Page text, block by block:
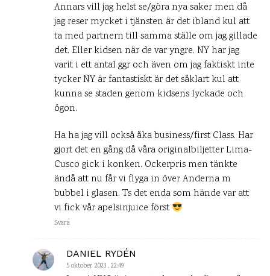
Annars vill jag helst se/göra nya saker men då
jag reser mycket i tjänsten är det ibland kul att
ta med partnern till samma ställe om jag gillade
det. Eller kidsen när de var yngre. NY har jag
varit i ett antal ggr och även om jag faktiskt inte
tycker NY är fantastiskt är det såklart kul att
kunna se staden genom kidsens lyckade och
ögon.
Ha ha jag vill också åka business/first Class. Har
gjort det en gång då våra originalbiljetter Lima-
Cusco gick i konken. Ockerpris men tänkte
ändå att nu får vi flyga in över Anderna m
bubbel i glasen. Ts det enda som hände var att
vi fick vår apelsinjuice först
Svara
DANIEL RYDÉN
5 oktober 2023 , 22:49